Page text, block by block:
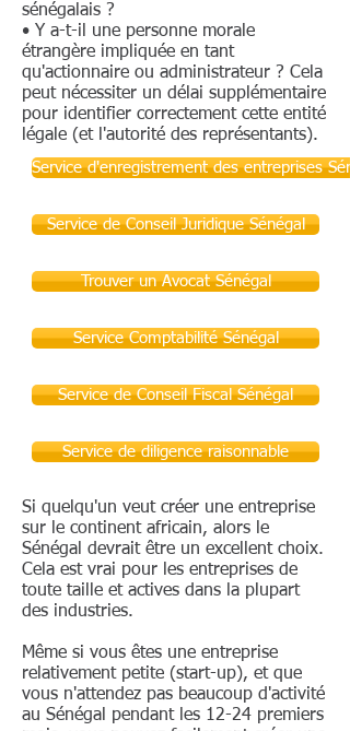
sénégalais ?
• Y a-t-il une personne morale
étrangère impliquée en tant
qu'actionnaire ou administrateur ? Cela
peut nécessiter un délai supplémentaire
pour identifier correctement cette entité
légale (et l'autorité des représentants).
Service d'enregistrement des entreprises
Service de Conseil Juridique Sénégal
Trouver un Avocat Sénégal
Service Comptabilité Sénégal
Service de Conseil Fiscal Sénégal
Service de diligence raisonnable
Si quelqu'un veut créer une entreprise
sur le continent africain, alors le
Sénégal devrait être un excellent choix.
Cela est vrai pour les entreprises de
toute taille et actives dans la plupart
des industries.
Même si vous êtes une entreprise
relativement petite (start-up), et que
vous n'attendez pas beaucoup d'activité
au Sénégal pendant les 12-24 premiers